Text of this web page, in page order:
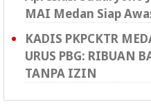
MAI Medan Siap
KADIS PKPCKTR
URUS PBG: RIBUAN
TANPA IZIN